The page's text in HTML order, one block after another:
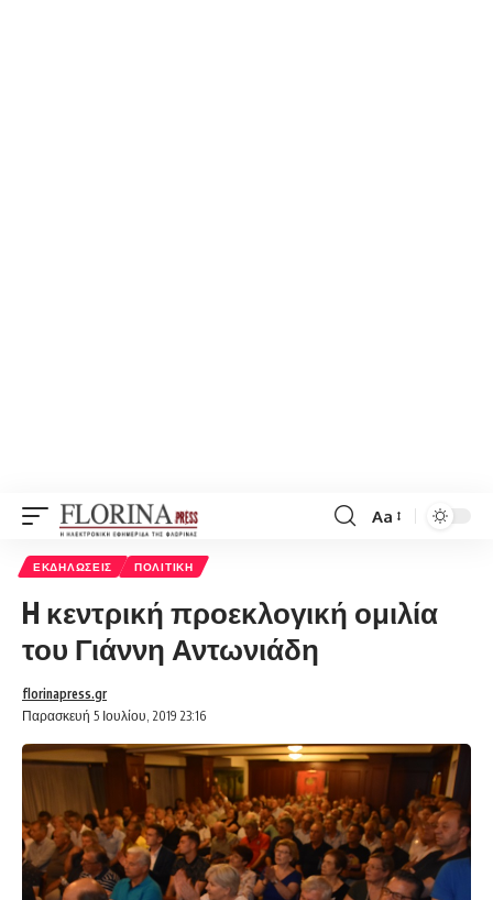
Font
Aa
ΕΚΔΗΛΏΣΕΙΣ ΠΟΛΙΤΙΚΉ
H κεντρική προεκλογική ομιλία
του Γιάννη Αντωνιάδη
Παρασκευή 5 Ιουλίου, 2019 23:16
florinapress.gr